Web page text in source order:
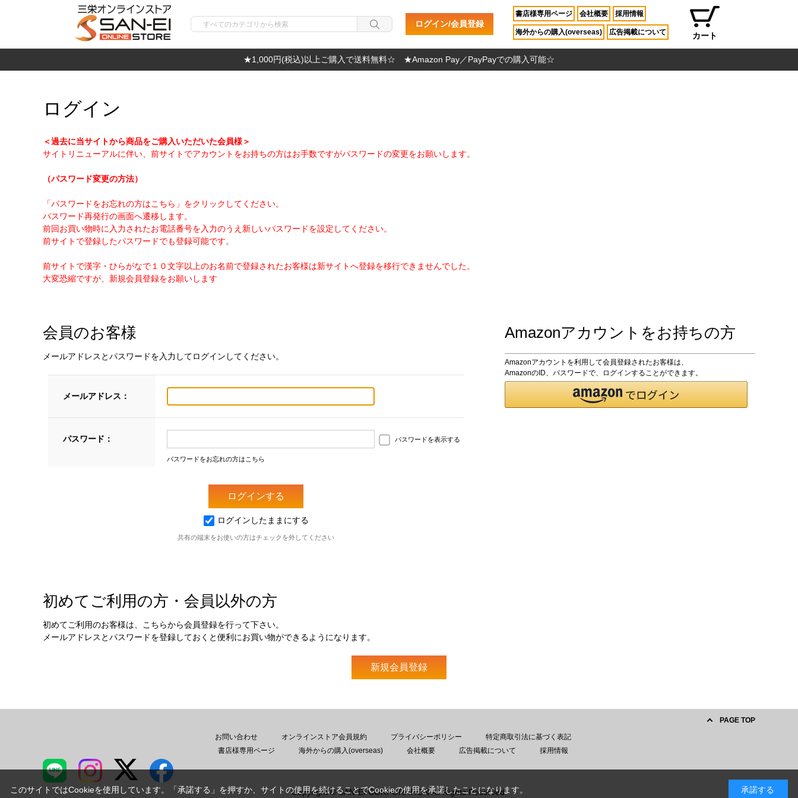
ログイン/会員登録
書店様専用ページ 会社概要 採用情報
海外からの購入(overseas) 広告掲載について カート
★1,000円(税込)以上ご購入で送料無料☆ ★Amazon Pay／PayPayでの購入可能☆
ログイン
＜過去に当サイトから商品をご購入いただいた会員様＞
サイトリニューアルに伴い、前サイトでアカウントをお持ちの方はお手数ですがパスワードの変更をお願いします。
（パスワード変更の方法）
「パスワードをお忘れの方はこちら」をクリックしてください。
パスワード再発行の画面へ遷移します。
前回お買い物時に入力されたお電話番号を入力のうえ新しいパスワードを設定してください。
前サイトで登録したパスワードでも登録可能です。
前サイトで漢字・ひらがなで１０文字以上のお名前で登録されたお客様は新サイトへ登録を移行できませんでした。
大変恐縮ですが、新規会員登録をお願いします
会員のお客様
メールアドレスとパスワードを入力してログインしてください。
メールアドレス：
パスワード： パスワードを表示する
パスワードをお忘れの方はこちら
ログインしたままにする
共有の端末をお使いの方はチェックを外してください
Amazonアカウントをお持ちの方
Amazonアカウントを利用して会員登録されたお客様は、
AmazonのID、パスワードで、ログインすることができます。
初めてご利用の方・会員以外の方
初めてご利用のお客様は、こちらから会員登録を行って下さい。
メールアドレスとパスワードを登録しておくと便利にお買い物ができるようになります。
PAGE TOP
お問い合わせ
オンラインストア会員規約 プライバシーポリシー
特定商取引法に基づく表記
書店様専用ページ
海外からの購入(overseas) 会社概要 広告掲載について 採用情報
Copyright © SAN-EI CORPORATION All Rights Reserved.
このサイトではCookieを使用しています。「承諾する」を押すか、サイトの使用を続けることでCookieの使用を承諾したことになります。 承諾する